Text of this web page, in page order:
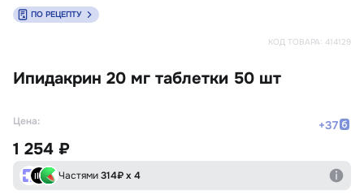
КОД ТОВАРА: 414129
Ипидакрин 20 мг таблетки 50 шт
ПО РЕЦЕПТУ
Цена: +37
1 254 ₽
Частями314₽ х 4